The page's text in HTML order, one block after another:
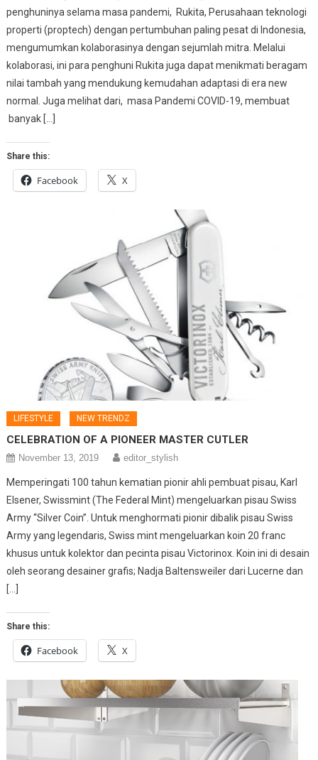
penghuninya selama masa pandemi, Rukita, Perusahaan teknologi
properti (proptech) dengan pertumbuhan paling pesat di Indonesia,
mengumumkan kolaborasinya dengan sejumlah mitra. Melalui
kolaborasi, ini para penghuni Rukita juga dapat menikmati beragam
nilai tambah yang mendukung kemudahan adaptasi di era new
normal. Juga melihat dari, masa Pandemi COVID-19, membuat
banyak […]
Share this:
Facebook X
LIFESTYLE NEW TRENDZ
CELEBRATION OF A PIONEER MASTER CUTLER
November 13, 2019 editor_stylish
Memperingati 100 tahun kematian pionir ahli pembuat pisau, Karl
Elsener, Swissmint (The Federal Mint) mengeluarkan pisau Swiss
Army “Silver Coin”. Untuk menghormati pionir dibalik pisau Swiss
Army yang legendaris, Swiss mint mengeluarkan koin 20 franc
khusus untuk kolektor dan pecinta pisau Victorinox. Koin ini di desain
oleh seorang desainer grafis; Nadja Baltensweiler dari Lucerne dan
[…]
Share this:
Facebook X